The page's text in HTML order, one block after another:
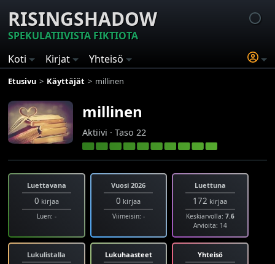
RISINGSHADOW
SPEKULATIIVISTA FIKTIOTA
Koti
Kirjat Yhteisö
Etusivu Käyttäjät millinen
millinen
Aktiivi · Taso 22
Luettavana
0 kirjaa
Luen: -
Vuosi 2026
0 kirjaa
Viimeisin: -
Luettuna
172 kirjaa
Keskiarvolla: 7.6
Arvioita: 14
Lukulistalla Lukuhaasteet Yhteisö